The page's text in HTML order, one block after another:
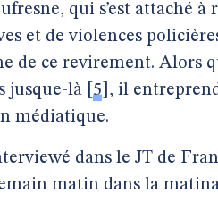
qui s’est attaché
et de violences
de ce revirement. Alors
jusque-là 5 , il
médiatique.
dans le JT de
matin dans la